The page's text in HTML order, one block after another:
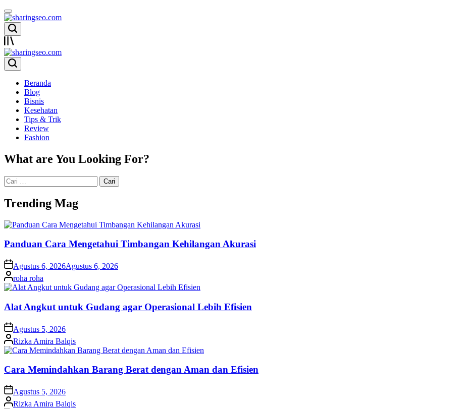
Skip
to
content
sharingseo.com
sharingseo.com
Beranda
Blog
Bisnis
Kesehatan
Tips & Trik
Review
Fashion
What are You Looking For?
Cari
untuk:
Trending Mag
Panduan Cara Mengetahui Timbangan Kehilangan Akurasi
on Agustus 6, 2026Agustus 6, 2026
Posted
by
roha roha
Alat Angkut untuk Gudang agar Operasional Lebih Efisien
on Agustus 5, 2026
Posted
by
Rizka Amira Balqis
Cara Memindahkan Barang Berat dengan Aman dan Efisien
on Agustus 5, 2026
Posted
Rizka Amira Balqis